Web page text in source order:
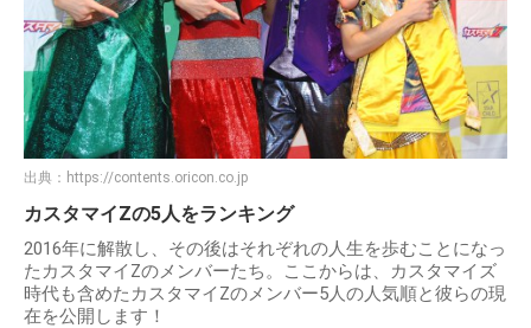
出典： https://contents.oricon.co.jp
カスタマイZの5人をランキング
2016年に解散し、その後はそれぞれの人生を歩むことになっ
たカスタマイZのメンバーたち。ここからは、カスタマイズ
時代も含めたカスタマイZのメンバー5人の人気順と彼らの現
在を公開します！